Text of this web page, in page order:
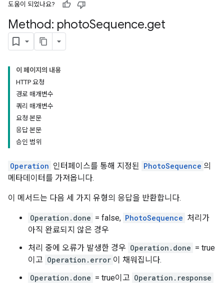
도움이 되었나요?
Method: photoSequence.get
이 페이지의 내용
HTTP 요청
경로 매개변수
쿼리 매개변수
요청 본문
응답 본문
승인 범위
Operation 인터페이스를 통해 지정된 PhotoSequence 의
메타데이터를 가져옵니다.
이 메서드는 다음 세 가지 유형의 응답을 반환합니다.
Operation.done = false, PhotoSequence 처리가
아직 완료되지 않은 경우
처리 중에 오류가 발생한 경우 Operation.done = true
이고 Operation.error 이 채워집니다.
Operation.done = true이고 Operation.response